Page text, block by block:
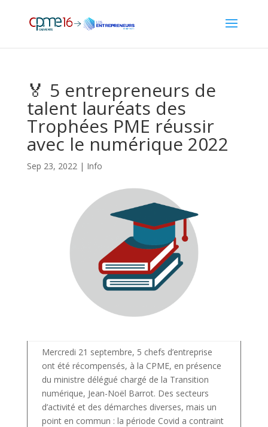
🏅 5 entrepreneurs de
talent lauréats des
Trophées PME réussir
avec le numérique 2022
Sep 23, 2022| Info
Mercredi 21 septembre, 5 chefs d’entreprise
ont été récompensés, à la CPME, en présence
du ministre délégué chargé de la Transition
numérique, Jean-Noël Barrot. Des secteurs
d’activité et des démarches diverses, mais un
point en commun : la période Covid a contraint